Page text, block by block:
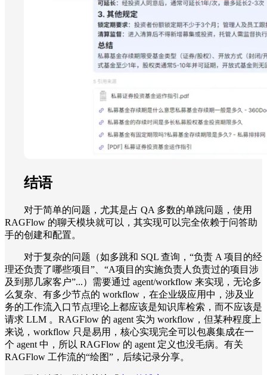
结语
对于简单的问题，尤其是占 QA 多数的单跳问题，使用
RAGFlow 的聊天模块就可以，其实现可以完全依赖于问答助
手的创建和配置。
对于复杂的问题（如多跳和 SQL 查询，“负责 A 项目的经
理还负责了哪些项目”、“A项目的实施负责人负责过的项目涉
及到那几家客户”...）需要通过 agent/workflow 来实现，无论多
么复杂、有多少节点的 workflow，在企业级应用中，涉及业
务的工作流入口节点理论上都应该是知识库检索，而不应该是
请求 LLM 。RAGFlow 的 agent 实为 workflow，但某种程度上
来说，workflow 只是易用，核心实现完全可以包裹集成在一
个 agent 中，所以 RAGFlow 的 agent 定义也没毛病。有关
RAGFlow 工作流的“绘图”，后续记录分享。